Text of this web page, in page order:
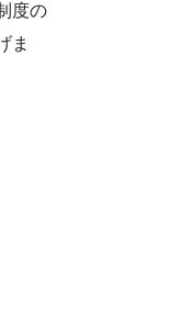
度の
ま